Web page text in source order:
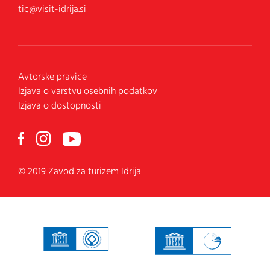
tic@visit-idrija.si
Avtorske pravice
Izjava o varstvu osebnih podatkov
Izjava o dostopnosti
© 2019 Zavod za turizem Idrija